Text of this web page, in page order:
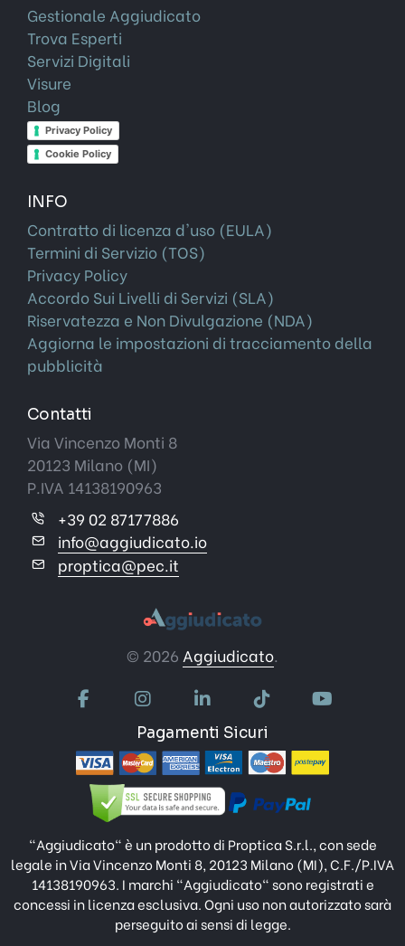
© 2026 Aggiudicato.
Pagamenti Sicuri
Gestionale Aggiudicato
Trova Esperti
Servizi Digitali
Visure
Blog
Privacy Policy
Cookie Policy
INFO
Contratto di licenza d'uso (EULA)
Termini di Servizio (TOS)
Privacy Policy
Accordo Sui Livelli di Servizi (SLA)
Riservatezza e Non Divulgazione (NDA)
Aggiorna le impostazioni di tracciamento della
pubblicità
Contatti
Via Vincenzo Monti 8
20123 Milano (MI)
P.IVA 14138190963
+39 02 87177886
info@aggiudicato.io
proptica@pec.it
"Aggiudicato" è un prodotto di Proptica S.r.l., con sede
legale in Via Vincenzo Monti 8, 20123 Milano (MI), C.F./P.IVA
14138190963. I marchi "Aggiudicato" sono registrati e
concessi in licenza esclusiva. Ogni uso non autorizzato sarà
perseguito ai sensi di legge.